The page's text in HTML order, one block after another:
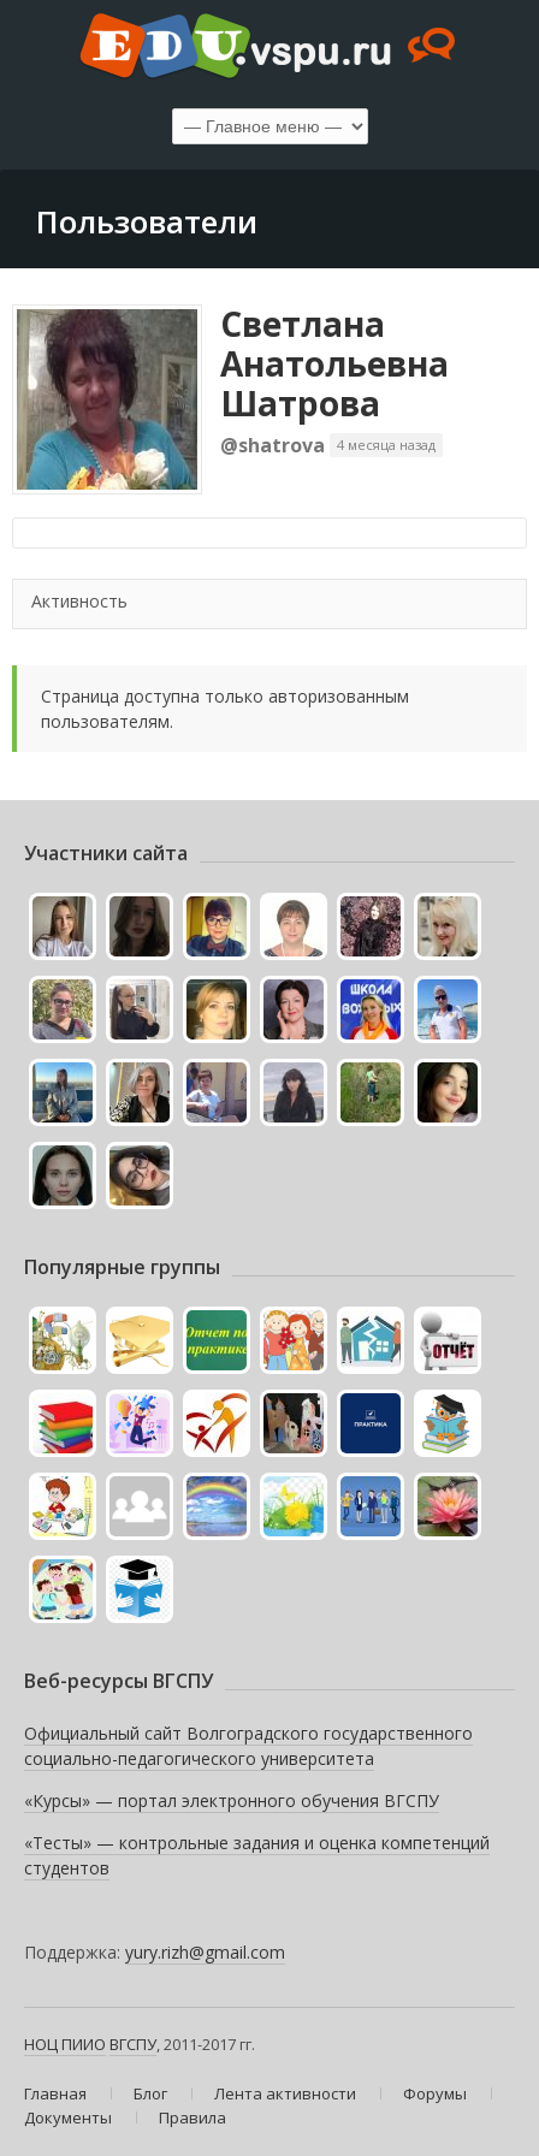
Пользователи
Светлана
Анатольевна
Шатрова
@shatrova 4 месяца назад
Активность
Страница доступна только авторизованным
пользователям.
Участники сайта
Популярные группы
Веб-ресурсы ВГСПУ
Официальный сайт Волгоградского государственного
социально-педагогического университета
«Курсы» — портал электронного обучения ВГСПУ
«Тесты» — контрольные задания и оценка компетенций
студентов
Поддержка: yury.rizh@gmail.com
НОЦ ПИИО ВГСПУ, 2011-2017 гг.
Главная Блог Лента активности
Форумы
Документы
Правила